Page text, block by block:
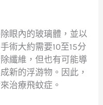
眼內的玻璃體，並以
術大約需要10至15分
纖維，但也有可能導
新的浮游物。因此，
治療飛蚊症。